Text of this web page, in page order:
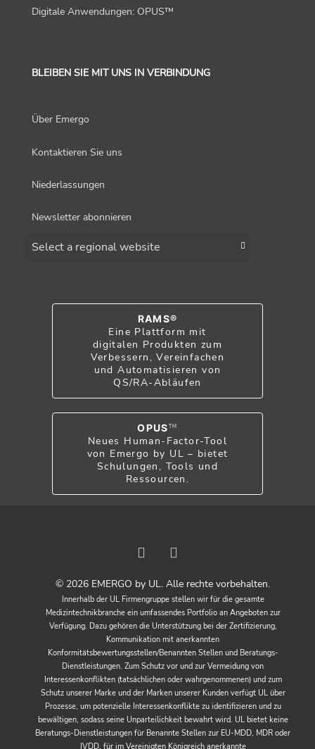
Digitale Anwendungen: OPUS™
BLEIBEN SIE MIT UNS IN VERBINDUNG
Über Emergo
Kontaktieren Sie uns
Niederlassungen
Newsletter abonnieren
RAMS®
Eine Plattform mit
digitalen Produkten zum
Verbessern, Vereinfachen
und Automatisieren von
QS/RA-Abläufen
OPUS TM
Neues Human-Factor-Tool
von Emergo by UL – bietet
Schulungen, Tools und
Ressourcen.
© 2026 EMERGO by UL. Alle rechte vorbehalten.
Innerhalb der UL Firmengruppe stellen wir für die gesamte
Medizintechnikbranche ein umfassendes Portfolio an Angeboten zur
Verfügung. Dazu gehören die Unterstützung bei der Zertifizierung,
Kommunikation mit anerkannten
Konformitätsbewertungsstellen/Benannten Stellen und Beratungs-
Dienstleistungen. Zum Schutz vor und zur Vermeidung von
Interessenkonflikten (tatsächlichen oder wahrgenommenen) und zum
Schutz unserer Marke und der Marken unserer Kunden verfügt UL über
Prozesse, um potenzielle Interessenkonflikte zu identifizieren und zu
bewältigen, sodass seine Unparteilichkeit bewahrt wird. UL bietet keine
Beratungs-Dienstleistungen für Benannte Stellen zur EU-MDD, MDR oder
IVDD, für im Vereinigten Königreich anerkannte